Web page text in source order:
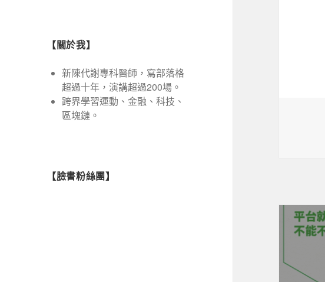
【關於我】
新陳代謝專科醫師，寫部落格
超過十年，演講超過200場。
跨界學習運動、金融、科技、
區塊鏈。
【臉書粉絲團】
覽